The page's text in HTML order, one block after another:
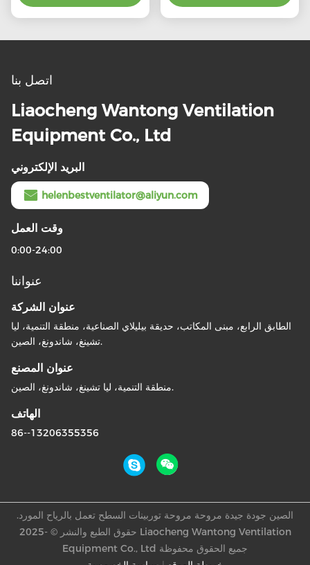
اتصل بنا
Liaocheng Wantong Ventilation
Equipment Co., Ltd
البريد الإلكتروني
helenbestventilator@aliyun.com
وقت العمل
0:00-24:00
عنواننا
عنوان الشركة
الطابق الرابع، مبنى المكاتب، حديقة بيليلاي الصناعية، منطقة التنمية، ليا
تشينغ، شاندونغ، الصين.
عنوان المصنع
منطقة التنمية، ليا تشينغ، شاندونغ، الصين.
الهاتف
86--13206355356
الصين جودة جيدة مروحة مروحة توربينات السطح تعمل بالرياح المورد.
حقوق الطبع والنشر © -2025 Liaocheng Wantong Ventilation
Equipment Co., Ltd جميع الحقوق محفوظة